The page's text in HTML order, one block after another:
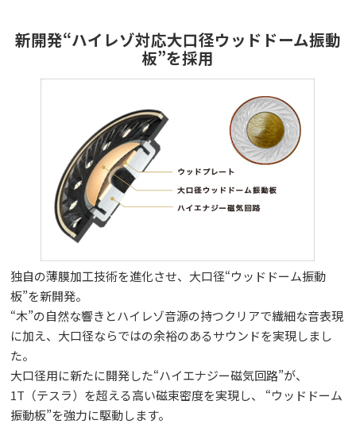
新開発“ハイレゾ対応大口径ウッドドーム振動
板”を採用
独自の薄膜加工技術を進化させ、大口径“ウッドドーム振動
板”を新開発。
“木”の自然な響きとハイレゾ音源の持つクリアで繊細な音表現
に加え、大口径ならではの余裕のあるサウンドを実現しまし
た。
大口径用に新たに開発した“ハイエナジー磁気回路”が、
1T（テスラ）を超える高い磁束密度を実現し、 “ウッドドーム
振動板”を強力に駆動します。